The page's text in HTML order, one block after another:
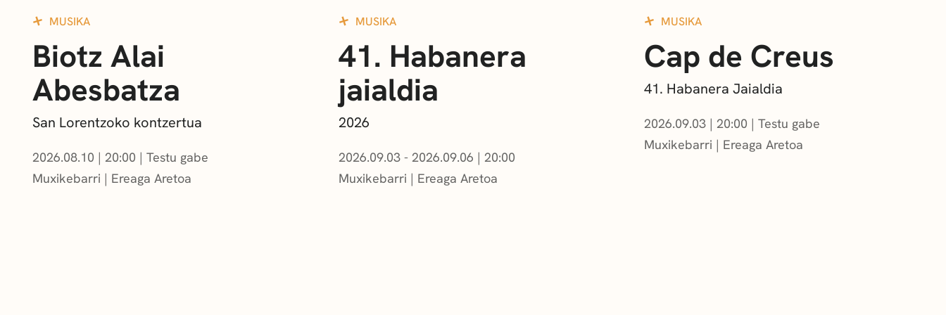
MUSIKA
Biotz Alai
Abesbatza
San Lorentzoko kontzertua
2026.08.10 | 20:00
Testu gabe
Muxikebarri | Ereaga Aretoa
MUSIKA
41. Habanera
jaialdia
2026
2026.09.03 - 2026.09.06 | 20:00
Muxikebarri | Ereaga Aretoa
MUSIKA
Cap de Creus
41. Habanera Jaialdia
2026.09.03 | 20:00
Testu gabe
Muxikebarri | Ereaga Aretoa